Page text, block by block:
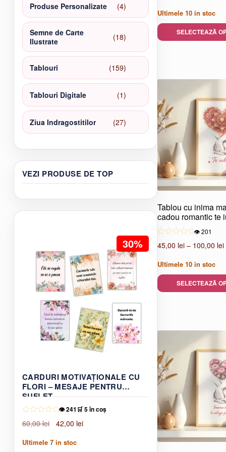
Ultimele 10in stoc
SELECTEAZĂ
mai
variații.
Opțiunile
pot
fi
alese
în
pagina
produsului.
Tablou cu inima
cadou romantic te
👁️ 201
45,00 lei – 100,00 lei
Ultimele 10in stoc
SELECTEAZĂ
mai
variații.
Opțiunile
pot
fi
alese
în
pagina
produsului.
Produse Personalizate
44
produse
Semne de Carte
Ilustrate
1818
produse
Tablouri
159159
de
produse
Tablouri Digitale 11
produs
Ziua Indragostitilor
2727
de
VEZI PRODUSE DE TOP
30%
CARDURI MOTIVAȚIONALE CU
FLORI – MESAJE PENTRU
SUFLET
👁️ 241 🛒 5 în coș
60,00lei
Prețul
a
42,00 leiPrețul
Ultimele 7in stoc